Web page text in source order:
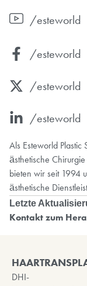
/esteworld
/esteworld
/esteworld
/esteworld
Als Esteworld
ästhetische
bieten wir seit 1994
ästhetische
Letzte
Kontakt zum
DHI-